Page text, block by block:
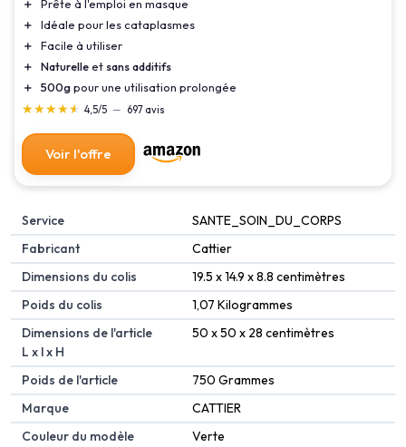
＋
Prête à l'emploi en masque
＋
Idéale pour les cataplasmes
＋
Facile à utiliser
＋
Naturelleet sans additifs
＋
500gpour une utilisation prolongée
★★★★★
★★★★★ 4,5/5 — 697 avis
Voir l'offre
Service
‎SANTE_SOIN_DU_CORPS
Fabricant
‎Cattier
Dimensions du colis
‎19.5 x 14.9 x 8.8 centimètres
Poids du colis
‎1,07 Kilogrammes
Dimensions de l'article
L x l x H
‎50 x 50 x 28 centimètres
Poids de l'article
‎750 Grammes
Marque
‎CATTIER
Couleur du modèle
‎Verte